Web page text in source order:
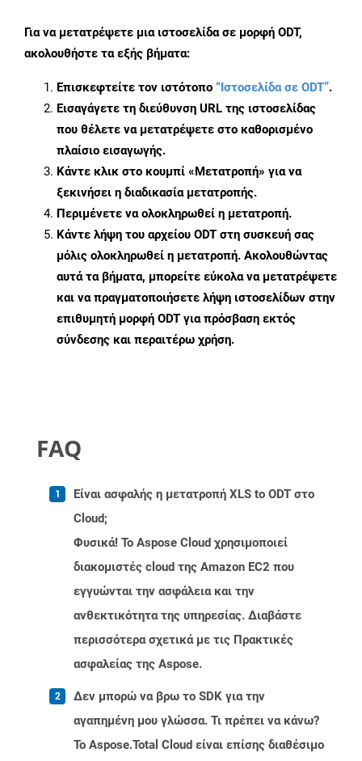
Για να μετατρέψετε μια ιστοσελίδα σε μορφή ODT,
ακολουθήστε τα εξής βήματα:
Επισκεφτείτε τον ιστότοπο “Ιστοσελίδα σε ODT”.
Εισαγάγετε τη διεύθυνση URL της ιστοσελίδας
που θέλετε να μετατρέψετε στο καθορισμένο
πλαίσιο εισαγωγής.
Κάντε κλικ στο κουμπί «Μετατροπή» για να
ξεκινήσει η διαδικασία μετατροπής.
Περιμένετε να ολοκληρωθεί η μετατροπή.
Κάντε λήψη του αρχείου ODT στη συσκευή σας
μόλις ολοκληρωθεί η μετατροπή. Ακολουθώντας
αυτά τα βήματα, μπορείτε εύκολα να μετατρέψετε
και να πραγματοποιήσετε λήψη ιστοσελίδων στην
επιθυμητή μορφή ODT για πρόσβαση εκτός
σύνδεσης και περαιτέρω χρήση.
FAQ
Είναι ασφαλής η μετατροπή XLS to ODT στο
Cloud;
Φυσικά! Το Aspose Cloud χρησιμοποιεί
διακομιστές cloud της Amazon EC2 που
εγγυώνται την ασφάλεια και την
ανθεκτικότητα της υπηρεσίας. Διαβάστε
περισσότερα σχετικά με τις Πρακτικές
ασφαλείας της Aspose.
Δεν μπορώ να βρω το SDK για την
αγαπημένη μου γλώσσα. Τι πρέπει να κάνω?
Το Aspose.Total Cloud είναι επίσης διαθέσιμο